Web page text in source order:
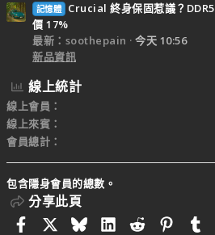
記憶體
Crucial 終身保固惹議？
價 17%
最新：soothepain
今天 10:56
新品資訊
線上統計
線上會員
線上來賓
會員總計
包含隱身會員的總數。
分享此頁
FacebookBlueskyLinkedIn
Reddit